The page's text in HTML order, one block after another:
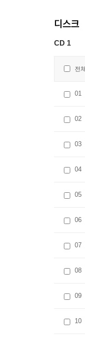
디스크
CD 1
전체
01
02
03
04
05
06
07
08
09
10